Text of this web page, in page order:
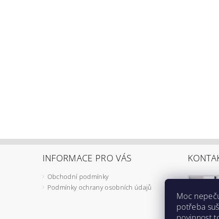
INFORMACE PRO VÁS
Obchodní podmínky
Podmínky ochrany osobních údajů
Moc
potřeba